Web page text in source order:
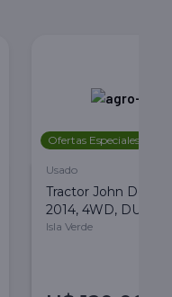
Ofertas Especiales
Usado
Tractor John Deere
2014, 4WD, DUAL
Isla Verde